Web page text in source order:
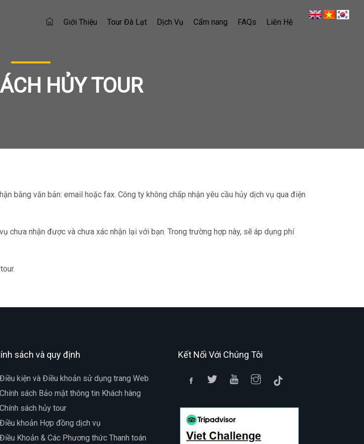
HỦY TOUR
bằng văn bản: email hoặc fax. Công ty không chấp nhận yêu cầu hủy dịch vụ qua điện
chưa nhận được và chưa xác nhận lại với bạn. Trong trường hợp này, sẽ áp dụng phí
sách và quy định
Điều kiện và Điều khoản sử dụng trang Web
Chính sách Bảo mật thông tin Khách hàng
Chính sách hủy tour
Điều khoản Hợp đồng dịch vụ
Điều Khoản & Các Phương thức Thanh toán
Kết Nối Với Chúng Tôi
Giới Thiệu Tour Đà Lạt Dịch Vụ Cẩm nang FAQs Liên Hệ